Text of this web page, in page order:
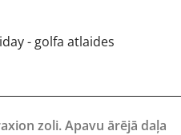
- golfa atlaides
zoli.Apavu ārējā daļa